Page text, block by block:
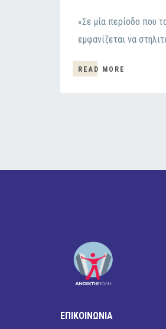
«Σε μία περίοδο που
εμφανίζεται να
READ MORE
ΕΠΙΚΟΙΝΩΝΙΑ